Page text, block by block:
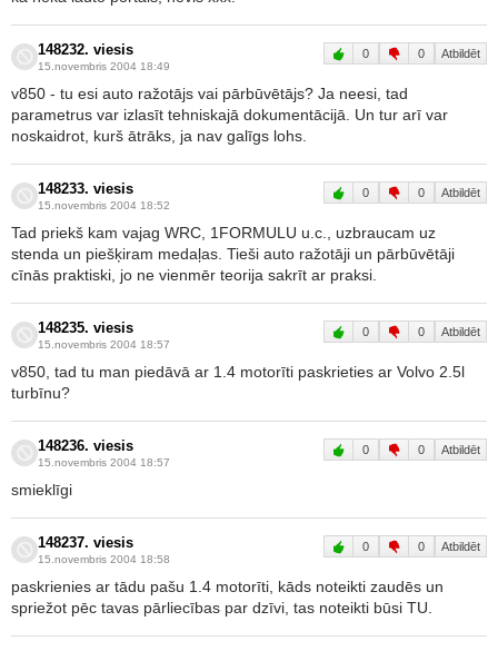
148232. viesis
15.novembris 2004 18:49
0 0 Atbildēt
v850 - tu esi auto ražotājs vai pārbūvētājs? Ja neesi, tad
parametrus var izlasīt tehniskajā dokumentācijā. Un tur arī var
noskaidrot, kurš ātrāks, ja nav galīgs lohs.
148233. viesis
15.novembris 2004 18:52
0 0 Atbildēt
Tad priekš kam vajag WRC, 1FORMULU u.c., uzbraucam uz
stenda un piešķiram medaļas. Tieši auto ražotāji un pārbūvētāji
cīnās praktiski, jo ne vienmēr teorija sakrīt ar praksi.
148235. viesis
15.novembris 2004 18:57
0 0 Atbildēt
v850, tad tu man piedāvā ar 1.4 motorīti paskrieties ar Volvo 2.5l
turbīnu?
148236. viesis
15.novembris 2004 18:57
0 0 Atbildēt
smieklīgi
148237. viesis
15.novembris 2004 18:58
0 0 Atbildēt
paskrienies ar tādu pašu 1.4 motorīti, kāds noteikti zaudēs un
spriežot pēc tavas pārliecības par dzīvi, tas noteikti būsi TU.